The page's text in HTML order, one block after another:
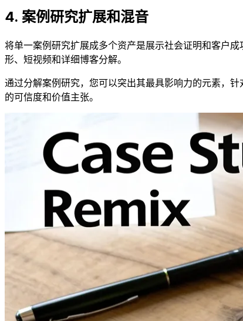
4. 案例研究扩展和混音
将单一案例研究扩展成多个资产是展示社会证明和客户成
形、短视频和详细博客分解。
通过分解案例研究，您可以突出其最具影响力的元素，
的可信度和价值主张。